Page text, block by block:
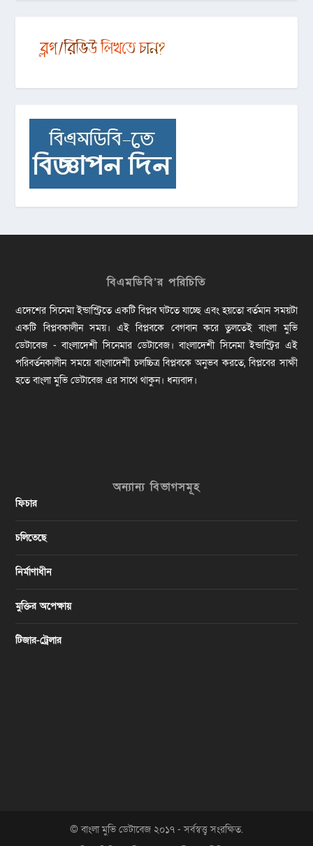
বিএমডিবি’র পরিচিতি
এদেশের সিনেমা ইন্ডাস্ট্রিতে একটি বিপ্লব ঘটতে যাচ্ছে এবং হয়তো বর্তমান সময়টা
একটি বিপ্লবকালীন সময়। এই বিপ্লবকে বেগবান করে তুলতেই বাংলা মুভি
ডেটাবেজ - বাংলাদেশী সিনেমার ডেটাবেজ। বাংলাদেশী সিনেমা ইন্ডাস্ট্রির এই
পরিবর্তনকালীন সময়ে বাংলাদেশী চলচ্চিত্র বিপ্লবকে অনুভব করতে, বিপ্লবের সাক্ষী
হতে বাংলা মুভি ডেটাবেজ এর সাথে থাকুন। ধন্যবাদ।
অন্যান্য বিভাগসমূহ
ফিচার
চলিতেছে
নির্মাণাধীন
মুক্তির অপেক্ষায়
টিজার-ট্রেলার
© বাংলা মুভি ডেটাবেজ ২০১৭ - সর্বস্বত্ত্ব সংরক্ষিত.